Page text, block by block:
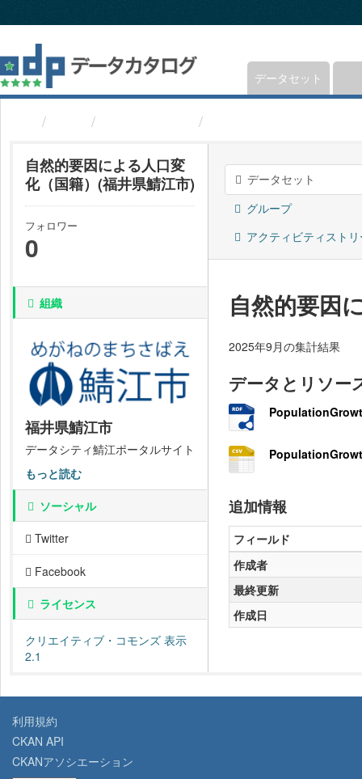
キ
プ
し
て
データセット
自然的要因による人口変
化（国籍）(福井県鯖江市)
フォロワー
0
組織
福井県鯖江市
データシティ鯖江ポータルサイト
もっと読む
ソーシャル
Twitter
Facebook
ライセンス
クリエイティブ・コモンズ 表示
2.1
データセット
グループ
アクティビティスト
自然的要因
2025年9月の集計結果
データとリソー
追加情報
フィールド
作成者
最終更新
作成日
利用規約
CKAN API
CKANアソシエーション